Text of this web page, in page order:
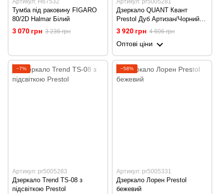
Артикул: H67532
Тумба під раковину FIGARO
80/2D Halmar Білий
3 070 грн 3 236 грн
Артикул: pr5005281
Дзеркало QUANT Квант
Prestol Дуб Артизан/Чорний
QG-06
3 920 грн 4 606 грн
Оптові ціни
−7%
Артикул: pr5005283
Дзеркало Trend TS-08 з
підсвіткою Prestol
−58%
Артикул: pr5005331
Дзеркало Лорен Prestol
бежевий